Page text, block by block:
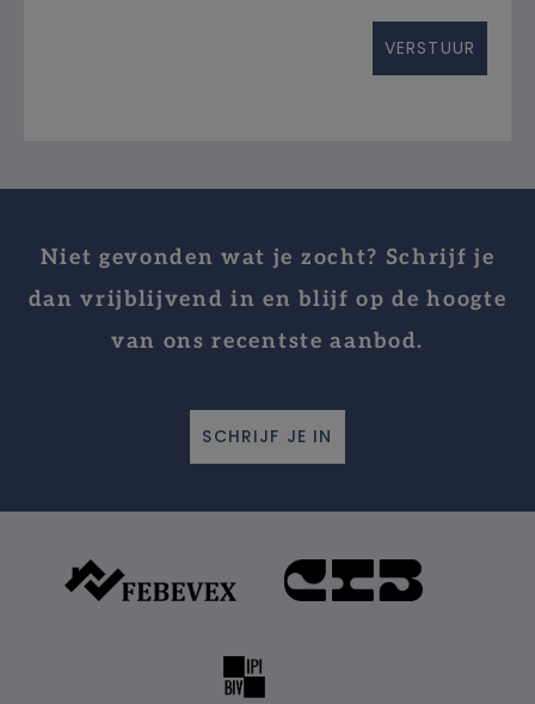
Niet gevonden wat je zocht? Schrijf je
dan vrijblijvend in en blijf op de hoogte
van ons recentste aanbod.
SCHRIJF JE IN